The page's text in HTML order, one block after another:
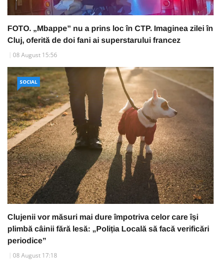
FOTO. „Mbappe” nu a prins loc în CTP. Imaginea zilei în
Cluj, oferită de doi fani ai superstarului francez
08 August 15:56
SOCIAL
Clujenii vor măsuri mai dure împotriva celor care își
plimbă câinii fără lesă: „Poliția Locală să facă verificări
periodice”
08 August 17:18